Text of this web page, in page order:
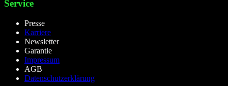
Service
Presse
Karriere
Newsletter
Garantie
Impressum
AGB
Datenschutzerklärung